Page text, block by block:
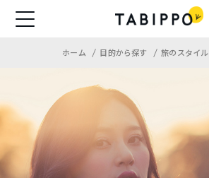
ホーム 目的から探す 旅のスタイル